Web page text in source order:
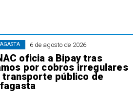
6 de agosto de 2026
oficia a Bipay tras
por cobros irregulares
transporte público de